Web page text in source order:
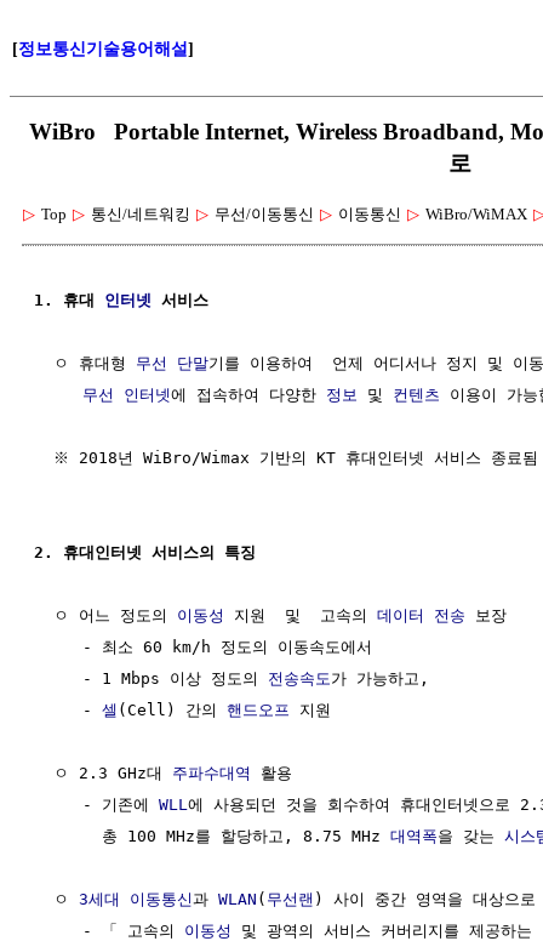
[정보통신기술용어해설]
WiBro Portable Internet, Wireless Broadband,
로
▷ Top ▷ 통신/네트워킹 ▷ 무선/이동통신 ▷ 이동통신 ▷ WiBro/WiMAX
1. 휴대 인터넷 서비스
  ㅇ 휴대형
무선 단말기를 이용하여  언제 어디서나 정지 및 이
무선 인터넷에 접속하여 다양한 정보 및 컨텐츠 이용이 가능
  ※ 2018년 WiBro/Wimax 기반의 KT 휴대인터넷 서비스 종료됨
2. 휴대인터넷 서비스의 특징
  ㅇ 어느 정도의
이동성 지원  및  고속의 데이터 전송 보장
     - 최소 60 km/h 정도의 이동속도에서
     - 1 Mbps 이상 정도의
전송속도 가 가능하고,
     -
셀 (Cell) 간의 핸드오프 지원
  ㅇ 2.3 GHz대
주파수대역
활용
     - 기존에
WLL 에 사용되던 것을 회수하여 휴대인터넷으로
       총 100 MHz를 할당하고, 8.75 MHz
대역폭을 갖는 시스
  ㅇ
3세대 이동통신과 WLAN ( 무선랜 ) 사이 중간 영역을 대상으
     - 「 고속의
이동성 및 광역의 서비스 커버리지를 제공하는